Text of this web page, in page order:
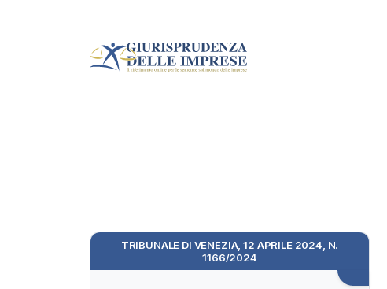
TRIBUNALE DI VENEZIA, 12 APRILE 2024, N.
1166/2024